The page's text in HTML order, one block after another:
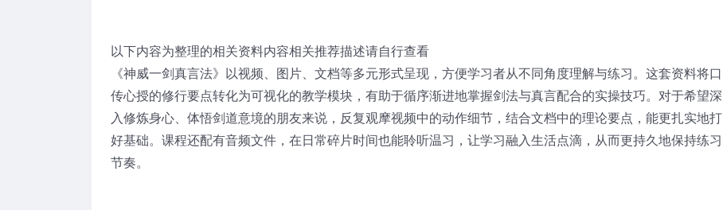
以下内容为整理的相关资料内容相关推荐描述请自行查看
《神威一剑真言法》以视频、图片、文档等多元形式呈现，方便学习者从不同角度理解与练习。这套资料将口
传心授的修行要点转化为可视化的教学模块，有助于循序渐进地掌握剑法与真言配合的实操技巧。对于希望深
入修炼身心、体悟剑道意境的朋友来说，反复观摩视频中的动作细节，结合文档中的理论要点，能更扎实地打
好基础。课程还配有音频文件，在日常碎片时间也能聆听温习，让学习融入生活点滴，从而更持久地保持练习
节奏。